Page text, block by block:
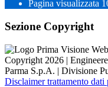
Pagina visualizzata
Sezione Copyright
Copyright 2026 |
Parma S.p.A. | Divisione
Disclaimer trattamento dati